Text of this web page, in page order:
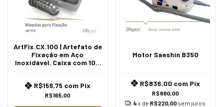
ArtFix.CX.100 | Artefato de
Fixação em Aço
Inoxidável. Caixa com 100
R$165,00
R$156,75 com Pix
Motor Saeshin B350
R$880,00
R$836,00 com Pix
4 x de R$220,00 sem juros